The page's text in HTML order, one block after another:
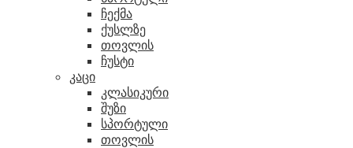
ჩექმა
ქუსლზე
თოვლის
ჩუსტი
კაცი
კლასიკური
შუზი
სპორტული
თოვლის